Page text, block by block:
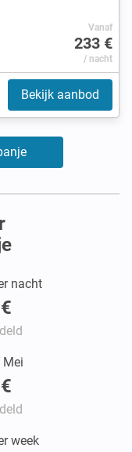
Vanaf
233 €
/ nacht
Bekijk aanbod
nacht
Mei
week